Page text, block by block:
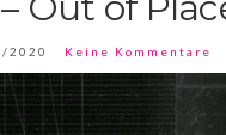
2020 Keine Kommentare